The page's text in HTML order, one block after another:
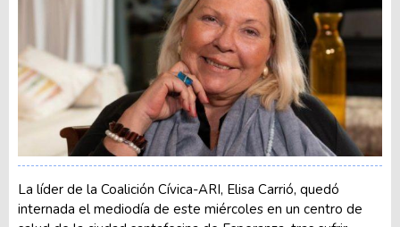
La líder de la Coalición Cívica-ARI, Elisa Carrió, quedó
internada el mediodía de este miércoles en un centro de